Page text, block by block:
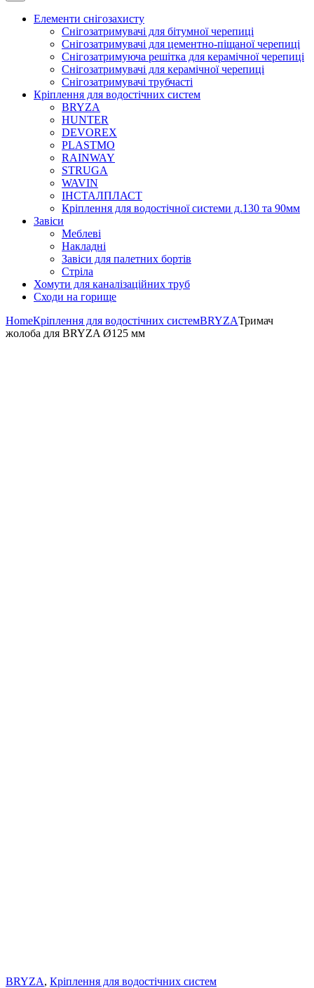
Елементи снігозахисту
Снігозатримувачі для бітумної черепиці
Снігозатримувачі для цементно-піщаної черепиці
Снігозатримуюча решітка для керамічної черепиці
Снігозатримувачі для керамічної черепиці
Снігозатримувачі трубчасті
Кріплення для водостічних систем
BRYZA
HUNTER
DEVOREX
PLASTMO
RAINWAY
STRUGA
WAVIN
ІНСТАЛПЛАСТ
Кріплення для водостічної системи д.130 та 90мм
Завіси
Меблеві
Накладні
Завіси для палетних бортів
Стріла
Хомути для каналізаційних труб
Сходи на горище
HomeКріплення для водостічних системBRYZAТримач
жолоба для BRYZA Ø125 мм
BRYZA, Кріплення для водостічних систем